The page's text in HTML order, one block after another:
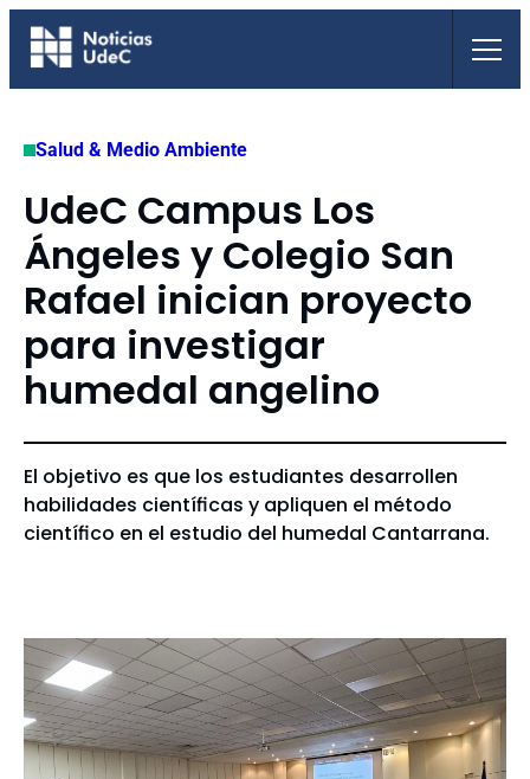
Saltar
Salud & Medio Ambiente
UdeC Campus Los
Ángeles y Colegio San
Rafael inician proyecto
para investigar
humedal angelino
El objetivo es que los estudiantes desarrollen
habilidades científicas y apliquen el método
científico en el estudio del humedal Cantarrana.